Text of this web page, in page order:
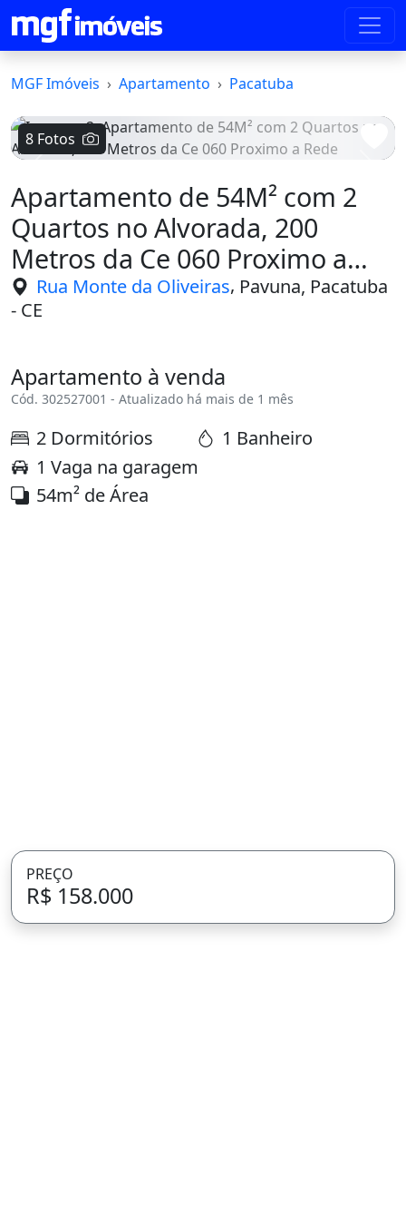
MGF Imóveis Apartamento Pacatuba
8 Fotos
Apartamento de 54M² com 2
Quartos no Alvorada, 200
Metros da Ce 060 Proximo a
RedeRua Monte da Oliveiras, Pavuna, Pacatuba
- CE
Apartamento à venda
Cód. 302527001 - Atualizado há mais de 1 mês
2 Dormitórios
1 Banheiro
1 Vaga na garagem
54m² de Área
PREÇO
R$ 158.000